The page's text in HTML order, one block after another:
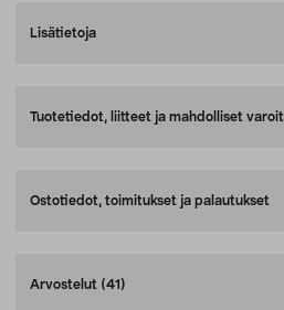
Lisätietoja
Tuotetiedot, liitteet ja mahdolliset
Ostotiedot, toimitukset ja palautukset
Arvostelut (41)